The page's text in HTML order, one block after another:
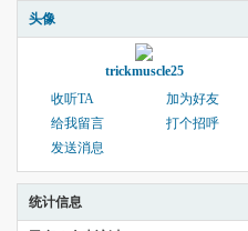
头像
trickmuscle25
收听TA
加为好友
给我留言
打个招呼
发送消息
统计信息